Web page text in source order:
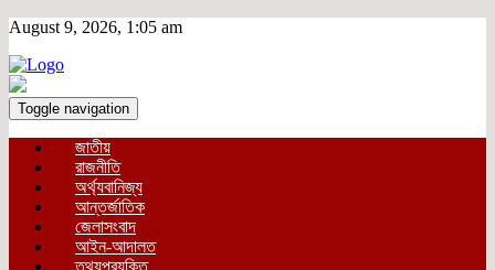
August 9, 2026, 1:05 am
Toggle navigation
জাতীয়
রাজনীতি
অর্থ্যবানিজ্য
আন্তর্জাতিক
জেলাসংবাদ
আইন-আদালত
তথ্যপ্রযুক্তি